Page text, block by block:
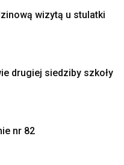
wizytą u stulatki
drugiej siedziby szkoły
nr 82